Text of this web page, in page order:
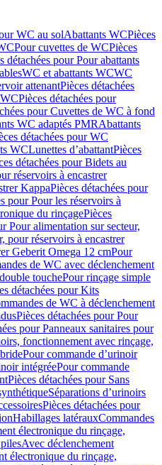
WC au solAbattants WCPièces
Pour cuvettes de WCPièces
détachées pour Pour abattants
WC et abattants WCWC
attenantPièces détachées
Pièces détachées pour
pour Cuvettes de WC à fond
WC adaptés PMRAbattants
détachées pour WC
WCLunettes d’abattantPièces
détachées pour Bidets au
réservoirs à encastrer
KappaPièces détachées pour
pour Pour les réservoirs à
du rinçagePièces
Pour alimentation sur secteur,
pour réservoirs à encastrer
Geberit Omega 12 cmPour
de WC avec déclenchement
touchePour rinçage simple
détachées pour Kits
de WC à déclenchement
Pièces détachées pour Pour
pour Panneaux sanitaires pour
fonctionnement avec rinçage,
Pour commande d’urinoir
intégréePour commande
Pièces détachées pour Sans
Séparations d’urinoirs
Pièces détachées pour
Habillages latérauxCommandes
électronique du rinçage,
Avec déclenchement
électronique du rinçage,